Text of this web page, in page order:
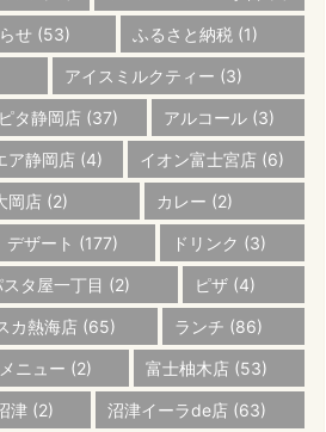
せ (53) ふるさと納税 (1)
アイスミルクティー (3)
タ静岡店 (37) アルコール (3)
ア静岡店 (4) イオン富士宮店 (6)
岡店 (2) カレー (2)
デザート (177) ドリンク (3)
スタ屋一丁目 (2) ピザ (4)
カ熱海店 (65) ランチ (86)
ニュー (2) 富士柚木店 (53)
津(2) 沼津イーラde店 (63)